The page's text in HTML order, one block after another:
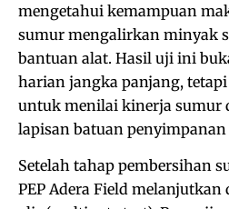
mengetahui kemampuan
sumur mengalirkan minyak
bantuan alat. Hasil uji ini
harian jangka panjang,
untuk menilai kinerja sumur
lapisan batuan
Setelah tahap pembersihan
PEP Adera Field